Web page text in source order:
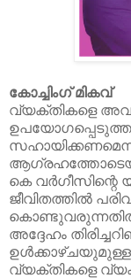
കോച്ചിംഗ് മികവ്
വ്യക്തികളെ
കെ
ജീവിതത്തിൽ
കൊണ്ടുവരുന്നതിൽ
അദ്ദേഹം
ഉൾക്കാഴ്ചയുമുള്ള
വ്യക്തികളെ